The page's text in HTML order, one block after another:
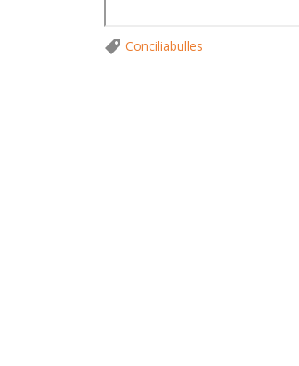
Conciliabulles